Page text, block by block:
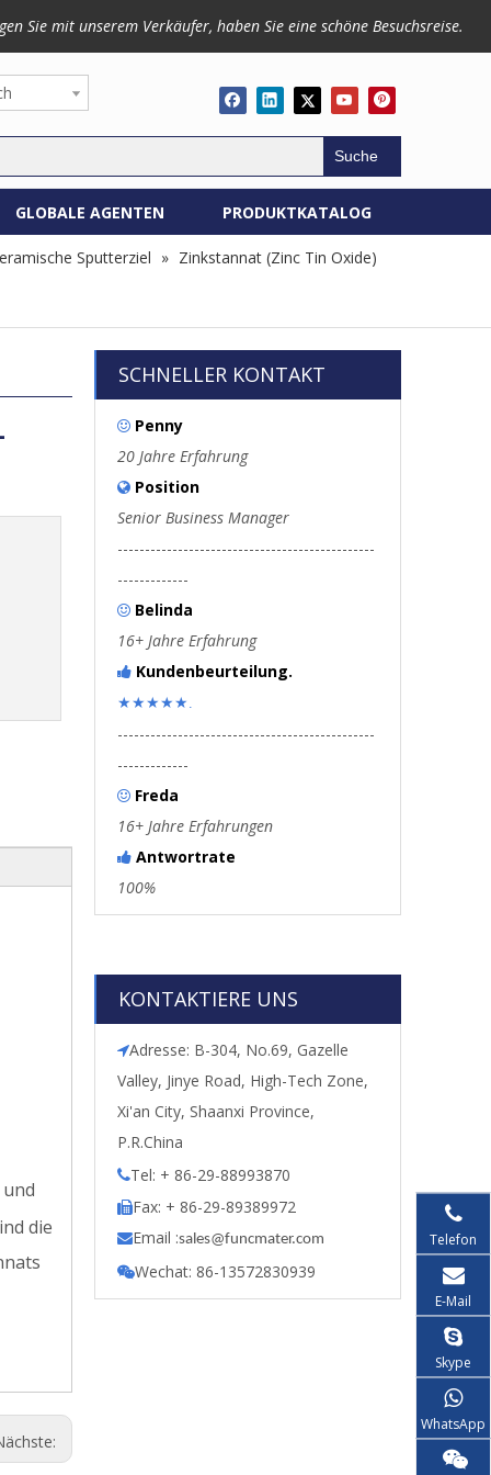
Sie mit unserem Verkäufer, haben Sie eine schöne Besuchsreise.
Suche
GLOBALE AGENTEN PRODUKTKATALOG
Sputterziel » Zinkstannat (Zinc Tin Oxide)
die
SCHNELLER KONTAKT
 Penny
20 Jahre Erfahrung
 Position
Senior Business Manager
-----------------------------------------------
-------------
 Belinda
16+ Jahre Erfahrung
 Kundenbeurteilung.
★★★★★.
-----------------------------------------------
-------------
 Freda
16+ Jahre Erfahrungen
 Antwortrate
100%
KONTAKTIERE UNS
Adresse: B-304, No.69, Gazelle
Valley, Jinye Road, High-Tech Zone,
Xi'an City, Shaanxi Province,
P.R.China
Tel: + 86-29-88993870
Fax: + 86-29-89389972
Email :sales@funcmater.com
Wechat: 86-13572830939
Telefon
E-Mail
Skype
WhatsApp